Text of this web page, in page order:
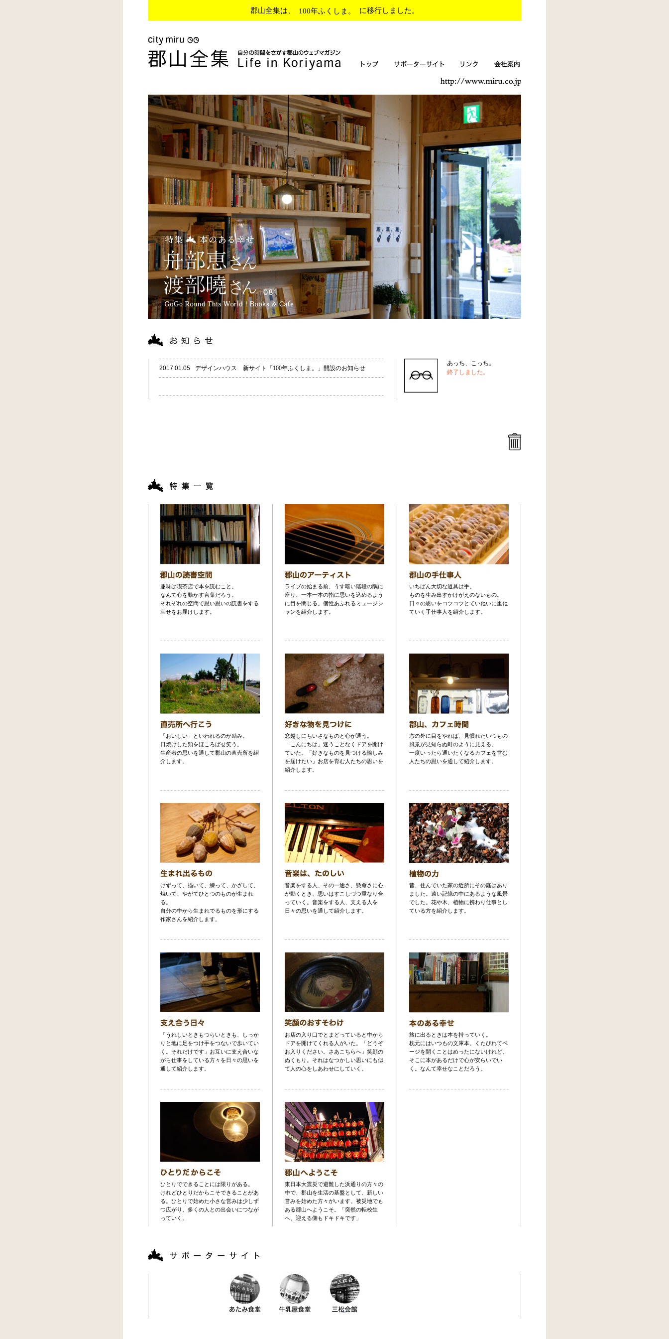
郡山全集は、 100年ふくしま。 に移行しました。
2017.01.05 デザインハウス 新サイト「100年ふくしま。」開設のお知らせ
あっち、こっち。
終了しました。
趣味は喫茶店で本を読むこと。
なんて心を動かす言葉だろう。
それぞれの空間で思い思いの読書をする
幸せをお届けします。
ライブの始まる前、うす暗い階段の隅に
座り、一本一本の指に思いを込めるよう
に目を閉じる。個性あふれるミュージシ
ャンを紹介します。
いちばん大切な道具は手。
ものを生み出すかけがえのないもの。
日々の思いをコツコツとていねいに重ね
ていく手仕事人を紹介します。
「おいしい」といわれるのが励み。
日焼けした頬をほころばせ笑う。
生産者の思いを通して郡山の直売所を紹
介します。
窓越しにちいさなものと心が通う。
「こんにちは」迷うことなくドアを開け
ていた。「好きなものを見つける愉しみ
を届けたい」お店を育む人たちの思いを
紹介します。
窓の外に目をやれば、見慣れたいつもの
風景が見知らぬ町のように見える。
一度いったら通いたくなるカフェを営む
人たちの思いを通して紹介します。
けずって、描いて、練って、かざして、
焼いて、やがてひとつのものが生まれ
る。
自分の中から生まれでるものを形にする
作家さんを紹介します。
音楽をする人、その一途さ、懸命さに心
が動くとき、思いはすこしづつ重なり合
っていく。音楽をする人、支える人を
日々の思いを通して紹介します。
昔、住んでいた家の近所にその庭はあり
ました。遠い記憶の中にあるような風景
でした。花や木、植物に携わり仕事とし
ている方を紹介します。
「うれしいときもつらいときも、しっか
りと地に足をつけ手をつないで歩いてい
く。それだけです」お互いに支え合いな
がら仕事をしている方々を日々の思いを
通して紹介します。
お店の入り口でとまどっていると中から
ドアを開けてくれる人がいた。「どうぞ
お入りください。さあこちらへ」笑顔の
ぬくもり。それはなつかしい思いにも似
て人の心をしあわせにしていく。
旅に出るときは本を持っていく。
枕元にはいつもの文庫本。くたびれてペ
ージを開くことはめったにないけれど、
そこに本があるだけで心が安らいでい
く。なんて幸せなことだろう。
ひとりでできることには限りがある。
けれどひとりだからこそできることがあ
る。ひとりで始めた小さな営みは少しず
つ広がり、多くの人との出会いにつなが
っていく。
東日本大震災で避難した浜通りの方々の
中で、郡山を生活の基盤として、新しい
営みを始めた方々がいます。被災地でも
ある郡山へようこそ。「突然の転校生
へ、迎える側もドキドキです」